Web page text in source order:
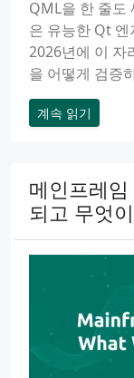
QML을 한 줄도
은 유능한 Qt
2026년에 이 자
을 어떻게 검증
계속 읽기
메인프레
되고 무엇